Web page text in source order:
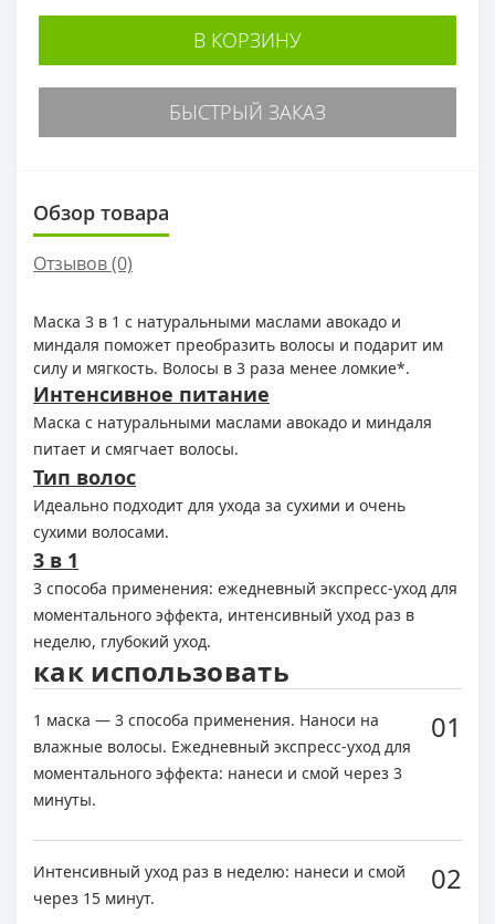
В КОРЗИНУ
БЫСТРЫЙ ЗАКАЗ
Обзор товара
Отзывов (0)
Маска 3 в 1 с натуральными маслами авокадо и
миндаля поможет преобразить волосы и подарит им
силу и мягкость. Волосы в 3 раза менее ломкие*.
Интенсивное питание
Маска с натуральными маслами авокадо и миндаля
питает и смягчает волосы.
Тип волос
Идеально подходит для ухода за сухими и очень
сухими волосами.
3 в 1
3 способа применения: ежедневный экспресс-уход для
моментального эффекта, интенсивный уход раз в
неделю, глубокий уход.
как использовать
1 маска — 3 способа применения. Наноси на
влажные волосы. Ежедневный экспресс-уход для
моментального эффекта: нанеси и смой через 3
минуты.
01
Интенсивный уход раз в неделю: нанеси и смой
через 15 минут.
02